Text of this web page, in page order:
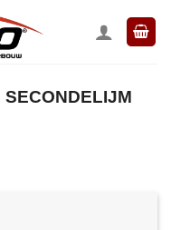
SECONDELIJM